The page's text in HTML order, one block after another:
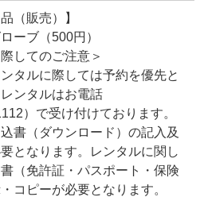
（販売）】
ーブ（500円）
してのご注意＞
ンタルに際しては予約を優先と
ンタルはお電話
）で受け付けております。
込書（ダウンロード）の記入及
となります。レンタルに関し
（免許証・パスポート・保険
コピーが必要となります。